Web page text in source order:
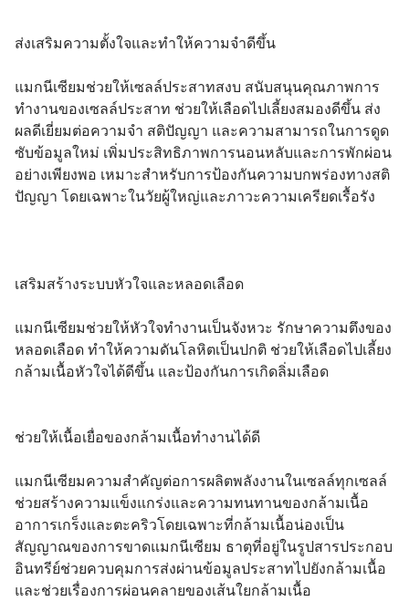
ส่งเสริมความตั้งใจและทำให้ความจำดีขึ้น
แมกนีเซียมช่วยให้เซลล์ประสาทสงบ สนับสนุนคุณภาพการ
ทำงานของเซลล์ประสาท ช่วยให้เลือดไปเลี้ยงสมองดีขึ้น ส่ง
ผลดีเยี่ยมต่อความจำ สติปัญญา และความสามารถในการดูด
ซับข้อมูลใหม่ เพิ่มประสิทธิภาพการนอนหลับและการพักผ่อน
อย่างเพียงพอ เหมาะสำหรับการป้องกันความบกพร่องทางสติ
เสริมสร้างระบบหัวใจและหลอดเลือด
แมกนีเซียมช่วยให้หัวใจทำงานเป็นจังหวะ รักษาความตึงของ
หลอดเลือด ทำให้ความดันโลหิตเป็นปกติ ช่วยให้เลือดไปเลี้ยง
กล้ามเนื้อหัวใจได้ดีขึ้น และป้องกันการเกิดลิ่มเลือด
ช่วยให้เนื้อเยื่อของกล้ามเนื้อทำงานได้ดี
แมกนีเซียมความสำคัญต่อการผลิตพลังงานในเซลล์ทุกเซลล์
ช่วยสร้างความแข็งแกร่งและความทนทานของกล้ามเนื้อ
อาการเกร็งและตะคริวโดยเฉพาะที่กล้ามเนื้อน่องเป็น
สัญญาณของการขาดแมกนีเซียม ธาตุที่อยู่ในรูปสารประกอบ
อินทรีย์ช่วยควบคุมการส่งผ่านข้อมูลประสาทไปยังกล้ามเนื้อ
และช่วยเรื่องการผ่อนคลายของเส้นใยกล้ามเนื้อ